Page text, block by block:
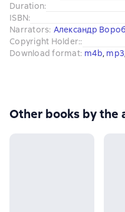
Duration:
ISBN:
Narrators: Александр
Copyright Holder::
Download format: m4b, mp3
Other books by the